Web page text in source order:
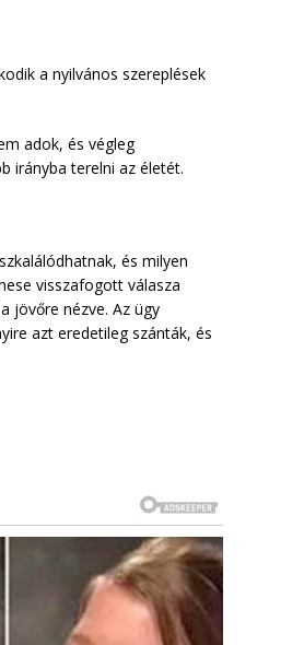
a nyilvános szereplések
adok, és végleg
irányba terelni az életét.
és milyen
visszafogott válasza
jövőre nézve. Az ügy
azt eredetileg szánták, és